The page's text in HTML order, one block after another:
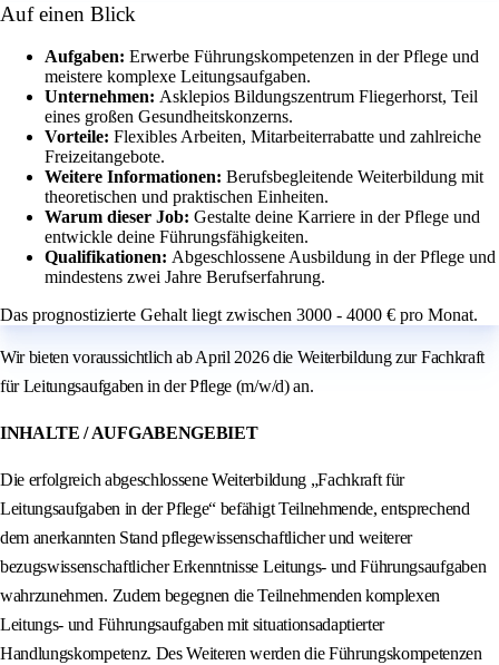
Auf einen Blick
Aufgaben: Erwerbe Führungskompetenzen in der Pflege und
meistere komplexe Leitungsaufgaben.
Unternehmen: Asklepios Bildungszentrum Fliegerhorst, Teil
eines großen Gesundheitskonzerns.
Vorteile: Flexibles Arbeiten, Mitarbeiterrabatte und zahlreiche
Freizeitangebote.
Weitere Informationen: Berufsbegleitende Weiterbildung mit
theoretischen und praktischen Einheiten.
Warum dieser Job: Gestalte deine Karriere in der Pflege und
entwickle deine Führungsfähigkeiten.
Qualifikationen: Abgeschlossene Ausbildung in der Pflege und
mindestens zwei Jahre Berufserfahrung.
Das prognostizierte Gehalt liegt zwischen 3000 - 4000 € pro Monat.
Wir bieten voraussichtlich ab April 2026 die Weiterbildung zur Fachkraft
für Leitungsaufgaben in der Pflege (m/w/d) an.
INHALTE / AUFGABENGEBIET
Die erfolgreich abgeschlossene Weiterbildung „Fachkraft für
Leitungsaufgaben in der Pflege“ befähigt Teilnehmende, entsprechend
dem anerkannten Stand pflegewissenschaftlicher und weiterer
bezugswissenschaftlicher Erkenntnisse Leitungs- und Führungsaufgaben
wahrzunehmen. Zudem begegnen die Teilnehmenden komplexen
Leitungs- und Führungsaufgaben mit situationsadaptierter
Handlungskompetenz. Des Weiteren werden die Führungskompetenzen